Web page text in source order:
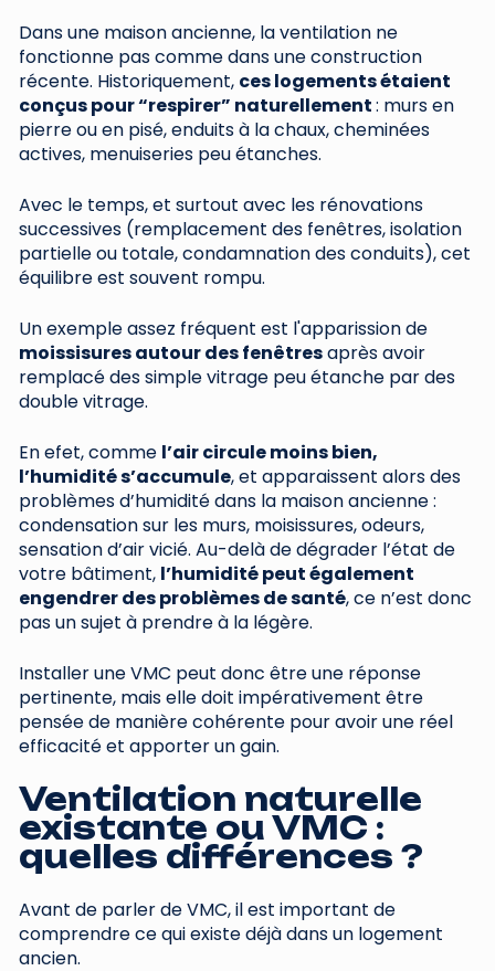
Dans une maison ancienne, la ventilation ne
fonctionne pas comme dans une construction
récente. Historiquement, ces logements étaient
conçus pour “respirer” naturellement: murs en
pierre ou en pisé, enduits à la chaux, cheminées
actives, menuiseries peu étanches.
Avec le temps, et surtout avec les rénovations
successives (remplacement des fenêtres, isolation
partielle ou totale, condamnation des conduits), cet
équilibre est souvent rompu.
Un exemple assez fréquent est l'apparission de
moissisures autour des fenêtresaprès avoir
remplacé des simple vitrage peu étanche par des
double vitrage.
En efet, comme l’air circule moins bien,
l’humidité s’accumule, et apparaissent alors des
problèmes d’humidité dans la maison ancienne :
condensation sur les murs, moisissures, odeurs,
sensation d’air vicié. Au-delà de dégrader l’état de
votre bâtiment, l’humidité peut également
engendrer des problèmes de santé, ce n’est donc
pas un sujet à prendre à la légère.
Installer une VMC peut donc être une réponse
pertinente, mais elle doit impérativement être
pensée de manière cohérente pour avoir une réel
efficacité et apporter un gain.
Ventilation naturelle
existante ou VMC :
quelles différences ?
Avant de parler de VMC, il est important de
comprendre ce qui existe déjà dans un logement
ancien.